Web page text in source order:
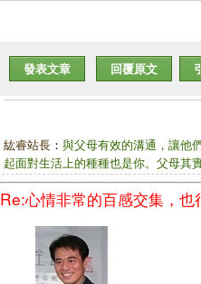
發表文章 回覆原文
紘睿站長 ： 與父母有效的溝通，讓他
起面對生活上的種種也是你。父母其
Re:心情非常的百感交集，也